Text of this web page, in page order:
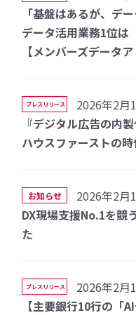
「基盤はあるが、デ
データ活用業務1位は
【メンバーズデータ
プレスリリース
2026年2月
『デジタル広告の内
ハウスファーストの
お知らせ
2026年2月
DX現場支援No.1を競
た
プレスリリース
2026年2月
【主要銀行10行の「